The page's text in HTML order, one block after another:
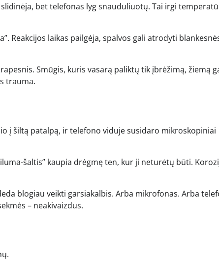
bet telefonas lyg snauduliuotų. Tai irgi
Reakcijos laikas pailgėja, spalvos gali atrodyti
Smūgis, kuris vasarą paliktų tik įbrėžimą, žiemą
trauma.
į šiltą patalpą, ir telefono viduje susidaro mikroskopiniai
šaltis” kaupia drėgmę ten, kur ji neturėtų būti.
blogiau veikti garsiakalbis. Arba mikrofonas. Arba
– neakivaizdus.